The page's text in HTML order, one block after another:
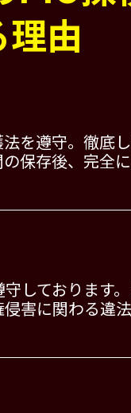
由
を遵守。徹底
保存後、完全
しております
害に関わる違